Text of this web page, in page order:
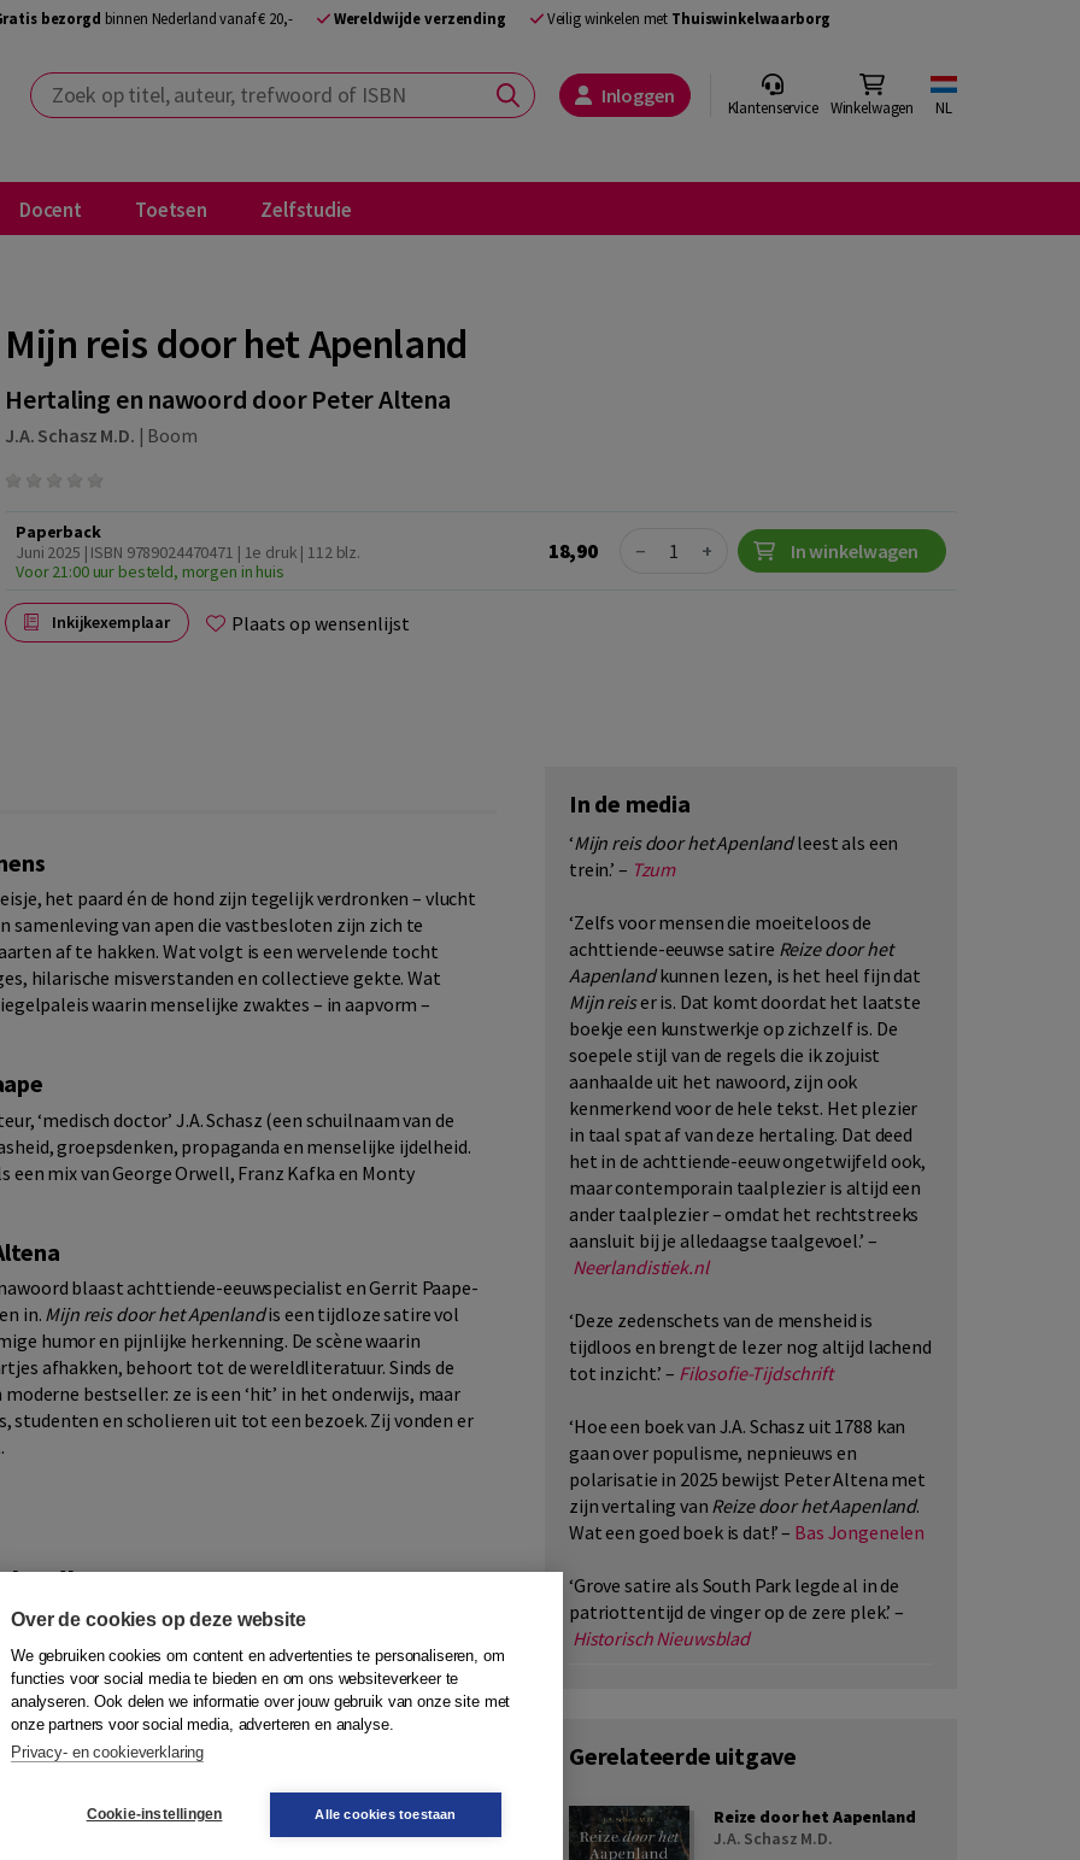
bezorgd binnen Nederland vanaf € 20,- Wereldwijde verzending Veilig winkelen met Thuiswinkelwaarborg
Zoek op titel, auteur, trefwoord of ISBN Inloggen Klantenservice Winkelwagen NL
Docent Toetsen Zelfstudie
Mijn reis door het Apenland
Hertaling en nawoord door Peter Altena
J.A. Schasz M.D. | Boom
Paperback
Juni 2025 | ISBN 9789024470471 | 1e druk | 112 blz.
Voor 21:00 uur besteld, morgen in huis
18,90 Quantity
− + In winkelwagen
Inkijkexemplaar Plaats op wensenlijst
het paard én de hond zijn tegelijk verdronken – vlucht
samenleving van apen die vastbesloten zijn zich te
af te hakken. Wat volgt is een wervelende tocht
hilarische misverstanden en collectieve gekte. Wat
waarin menselijke zwaktes – in aapvorm –
‘medisch doctor’ J.A. Schasz (een schuilnaam van de
groepsdenken, propaganda en menselijke ijdelheid.
mix van George Orwell, Franz Kafka en Monty
blaast achttiende-eeuwspecialist en Gerrit Paape-
in. Mijn reis door het Apenlandis een tijdloze satire vol
humor en pijnlijke herkenning. De scène waarin
afhakken, behoort tot de wereldliteratuur. Sinds de
bestseller: ze is een ‘hit’ in het onderwijs, maar
en scholieren uit tot een bezoek. Zij vonden er
In de media
‘Mijn reis door het Apenlandleest als een
trein.’ – Tzum
‘Zelfs voor mensen die moeiteloos de
achttiende-eeuwse satire Reize door het
Aapenlandkunnen lezen, is het heel fijn dat
Mijn reiser is. Dat komt doordat het laatste
boekje een kunstwerkje op zichzelf is. De
soepele stijl van de regels die ik zojuist
aanhaalde uit het nawoord, zijn ook
kenmerkend voor de hele tekst. Het plezier
in taal spat af van deze hertaling. Dat deed
het in de achttiende-eeuw ongetwijfeld ook,
maar contemporain taalplezier is altijd een
ander taalplezier – omdat het rechtstreeks
aansluit bij je alledaagse taalgevoel.’ –
Neerlandistiek.nl
‘Deze zedenschets van de mensheid is
tijdloos en brengt de lezer nog altijd lachend
tot inzicht.’ – Filosofie-Tijdschrift
‘Hoe een boek van J.A. Schasz uit 1788 kan
gaan over populisme, nepnieuws en
polarisatie in 2025 bewijst Peter Altena met
zijn vertaling van Reize door het Aapenland.
Wat een goed boek is dat!’ – Bas Jongenelen
‘Grove satire als South Park legde al in de
patriottentijd de vinger op de zere plek.’ –
Historisch Nieuwsblad
Gerelateerde uitgave
Reize door het Aapenland
J.A. Schasz M.D.
Over de cookies op deze website
We gebruiken cookies om content en advertenties te personaliseren, om
functies voor social media te bieden en om ons websiteverkeer te
analyseren. Ook delen we informatie over jouw gebruik van onze site met
onze partners voor social media, adverteren en analyse.
Privacy- en cookieverklaring
Cookie-instellingen Alle cookies toestaan